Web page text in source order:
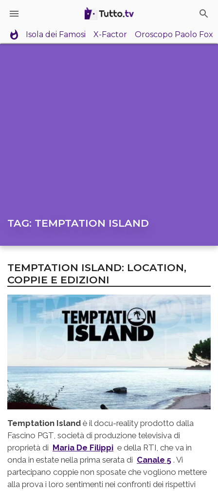
Isola dei Famosi X-Factor Oroscopo Paolo Fox
TAG: TEMPTATION ISLAND
TEMPTATION ISLAND: LOCATION,
COPPIE E EDIZIONI
Temptation Island è il docu-reality prodotto dalla
Fascino PGT, società di produzione televisiva di
proprietà di Maria De Filippi e della RTI, che va in
onda in estate nella prima serata di Canale 5 . Vi
partecipano coppie non sposate che vogliono mettere
alla prova i loro sentimenti nei confronti dei rispettivi